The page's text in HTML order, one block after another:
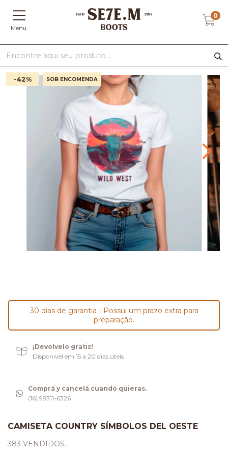
Menu
0
-42% SOB ENCOMENDA
30 dias de garantia | Possui um prazo extra para
preparação.
¡Devolvelo gratis!
Disponível em 15 a 20 dias úteis
Comprá y cancelá cuando quieras.
(16) 99311-6326
CAMISETA COUNTRY SÍMBOLOS DEL OESTE
383 VENDIDOS.